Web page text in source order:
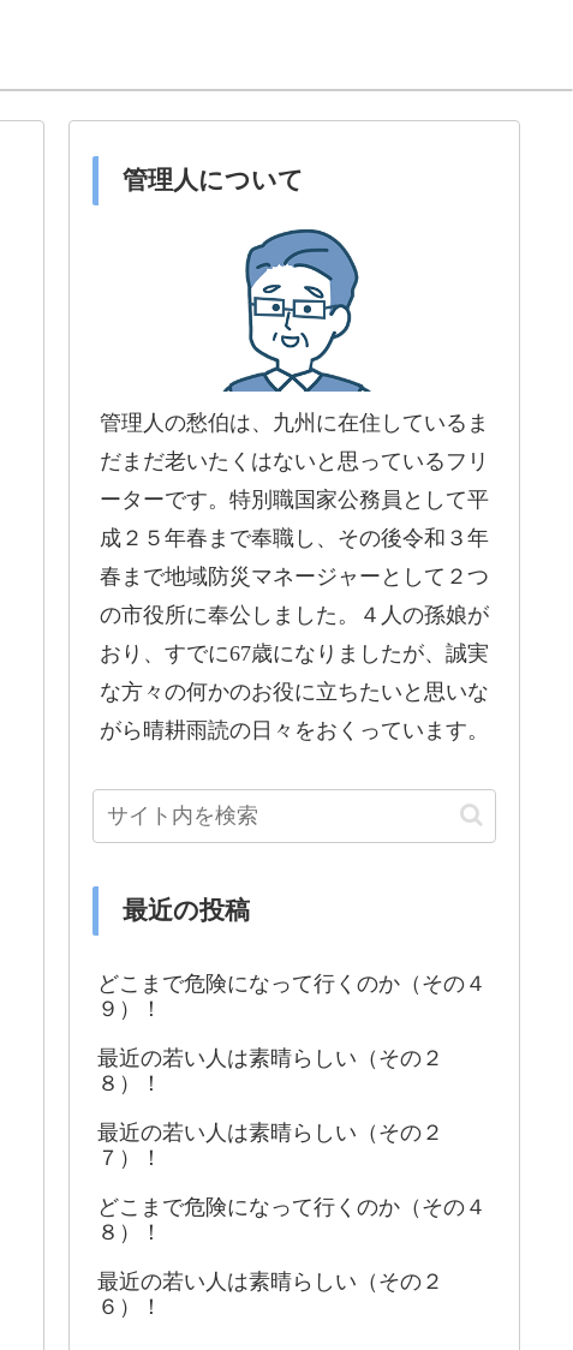
管理人について
管理人の愁伯は、九州に在住しているま
だまだ老いたくはないと思っているフリ
ーターです。特別職国家公務員として平
成２５年春まで奉職し、その後令和３年
春まで地域防災マネージャーとして２つ
の市役所に奉公しました。４人の孫娘が
おり、すでに67歳になりましたが、誠実
な方々の何かのお役に立ちたいと思いな
がら晴耕雨読の日々をおくっています。
最近の投稿
どこまで危険になって行くのか（その４
９）！
最近の若い人は素晴らしい（その２
８）！
最近の若い人は素晴らしい（その２
７）！
どこまで危険になって行くのか（その４
８）！
最近の若い人は素晴らしい（その２
６）！